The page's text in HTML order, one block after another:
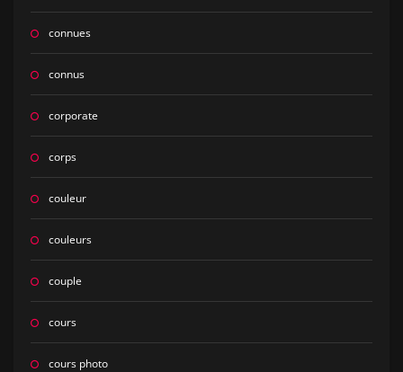
connues
connus
corporate
corps
couleur
couleurs
couple
cours
cours photo